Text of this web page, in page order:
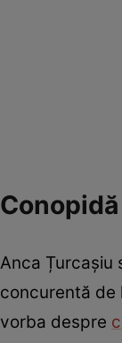
Anca Țurcașiu
concurentă de
vorba despre